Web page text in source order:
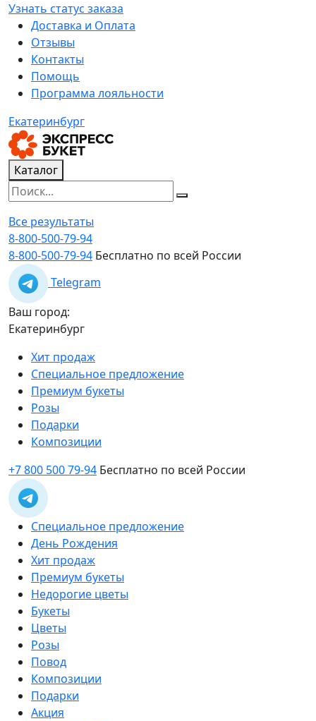
Узнать статус заказа
Доставка и Оплата
Отзывы
Контакты
Помощь
Программа лояльности
Екатеринбург
Каталог
Все результаты
8-800-500-79-94
8-800-500-79-94 Бесплатно по всей России
Telegram
Ваш город:
Екатеринбург
Хит продаж
Специальное предложение
Премиум букеты
Розы
Подарки
Композиции
+7 800 500 79-94 Бесплатно по всей России
Специальное предложение
День Рождения
Хит продаж
Премиум букеты
Недорогие цветы
Букеты
Цветы
Розы
Повод
Композиции
Подарки
Акция